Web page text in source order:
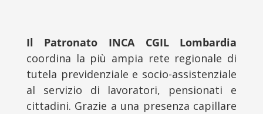
Il Patronato INCA CGIL Lombardia
coordina la più ampia rete regionale di
tutela previdenziale e socio-assistenziale
al servizio di lavoratori, pensionati e
cittadini. Grazie a una presenza capillare